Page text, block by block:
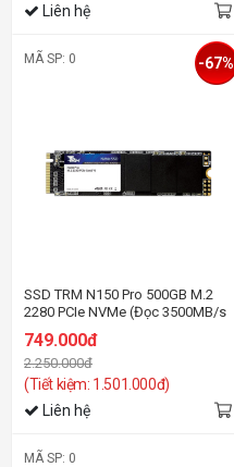
Liên hệ
MÃ SP: 0
SSD TRM N150 Pro 500GB M.2
2280 PCIe NVMe (Đọc 3500MB/s
– Ghi 3000MB/s)
749.000đ
2.250.000đ
(Tiết kiệm: 1.501.000đ)
-67%
Liên hệ
MÃ SP: 0